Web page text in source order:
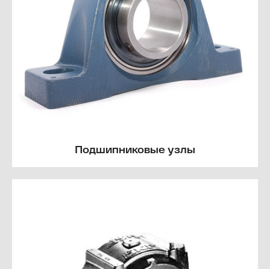
Подшипниковые узлы